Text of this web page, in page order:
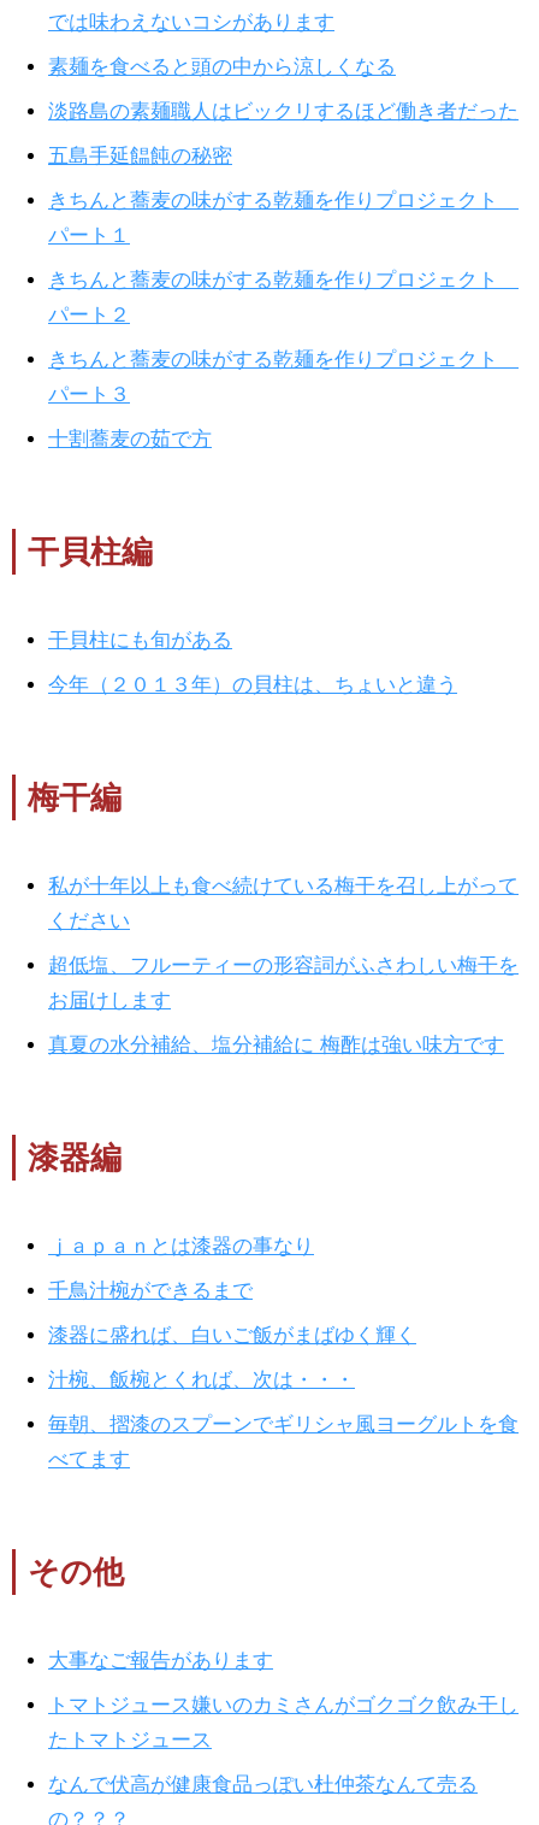
では味わえないコシがあります
素麺を食べると頭の中から涼しくなる
淡路島の素麺職人はビックリするほど働き者だった
五島手延饂飩の秘密
きちんと蕎麦の味がする乾麺を作りプロジェクト
パート１
きちんと蕎麦の味がする乾麺を作りプロジェクト
パート２
きちんと蕎麦の味がする乾麺を作りプロジェクト
パート３
十割蕎麦の茹で方
干貝柱編
干貝柱にも旬がある
今年（２０１３年）の貝柱は、ちょいと違う
梅干編
私が十年以上も食べ続けている梅干を召し上がって
ください
超低塩、フルーティーの形容詞がふさわしい梅干を
お届けします
真夏の水分補給、塩分補給に 梅酢は強い味方です
漆器編
ｊａｐａｎとは漆器の事なり
千鳥汁椀ができるまで
漆器に盛れば、白いご飯がまばゆく輝く
汁椀、飯椀とくれば、次は・・・
毎朝、摺漆のスプーンでギリシャ風ヨーグルトを食
べてます
その他
大事なご報告があります
トマトジュース嫌いのカミさんがゴクゴク飲み干し
たトマトジュース
なんで伏高が健康食品っぽい杜仲茶なんて売る
の？？？